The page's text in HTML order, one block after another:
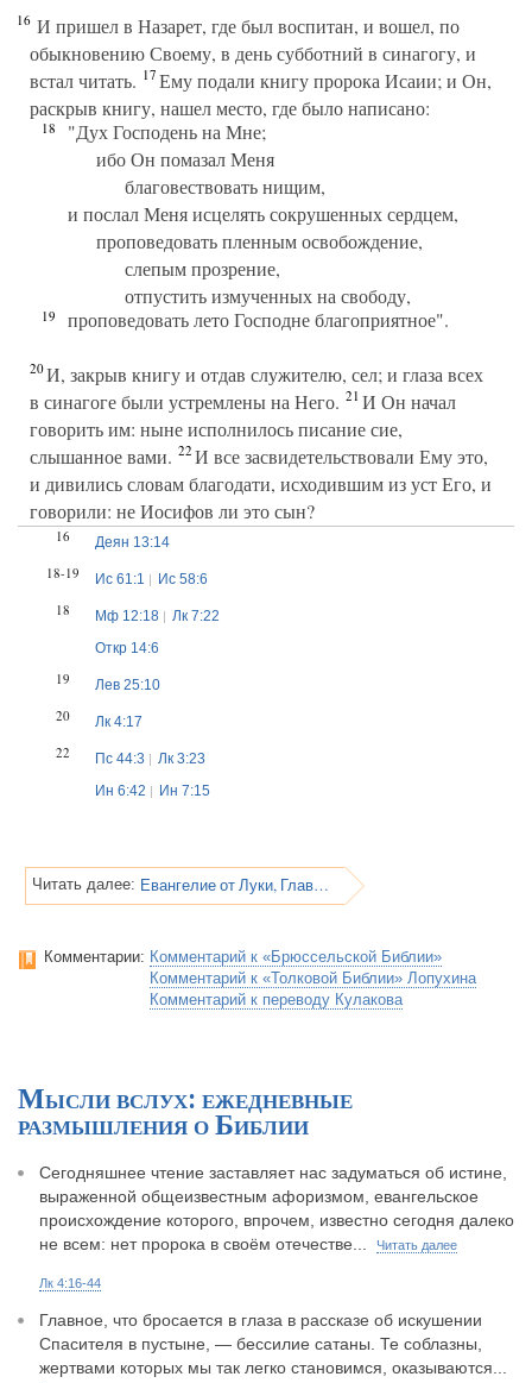
16 И пришел в Назарет, где был воспитан, и вошел, по
обыкновению Своему, в день субботний в синагогу, и
встал читать. 17Ему подали книгу пророка Исаии; и Он,
раскрыв книгу, нашел место, где было написано:
18
"Дух Господень на Мне;
ибо Он помазал Меня
благовествовать нищим,
и послал Меня исцелять сокрушенных сердцем,
проповедовать пленным освобождение,
слепым прозрение,
отпустить измученных на свободу,
19 проповедовать лето Господне благоприятное".
20И, закрыв книгу и отдав служителю, сел; и глаза всех
в синагоге были устремлены на Него. 21И Он начал
говорить им: ныне исполнилось писание сие,
слышанное вами. 22И все засвидетельствовали Ему это,
и дивились словам благодати, исходившим из уст Его, и
говорили: не Иосифов ли это сын?
16 Деян 13:14
18-19 Ис 61:1 Ис 58:6
18 Мф 12:18
Лк 7:22
Откр 14:6
19 Лев 25:10
20 Лк 4:17
22 Пс 44:3
Лк 3:23
Ин 6:42
Ин 7:15
Читать далее: Евангелие от Луки, Глава 4
Комментарии: Комментарий к «Брюссельской Библии»
Комментарий к «Толковой Библии» Лопухина
Комментарий к переводу Кулакова
Мысли вслух: ежедневные
размышления о Библии
Сегодняшнее чтение заставляет нас задуматься об истине,
выраженной общеизвестным афоризмом, евангельское
происхождение которого, впрочем, известно сегодня далеко
не всем: нет пророка в своём отечестве...
Читать далее
Лк 4:16-44
Главное, что бросается в глаза в рассказе об искушении
Спасителя в пустыне, — бессилие сатаны. Те соблазны,
жертвами которых мы так легко становимся, оказываются...